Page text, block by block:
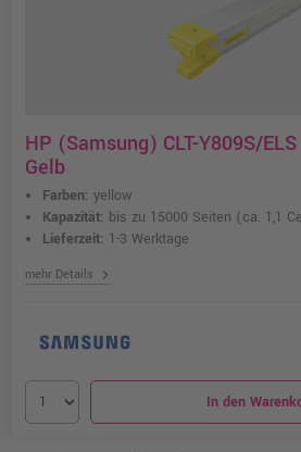
HP (Samsung) CLT-Y809S/
Gelb
Farben: yellow
Kapazität: bis zu 15000 Seiten (ca. 1,1
Lieferzeit: 1-3 Werktage
mehr Details chevron_right
In den